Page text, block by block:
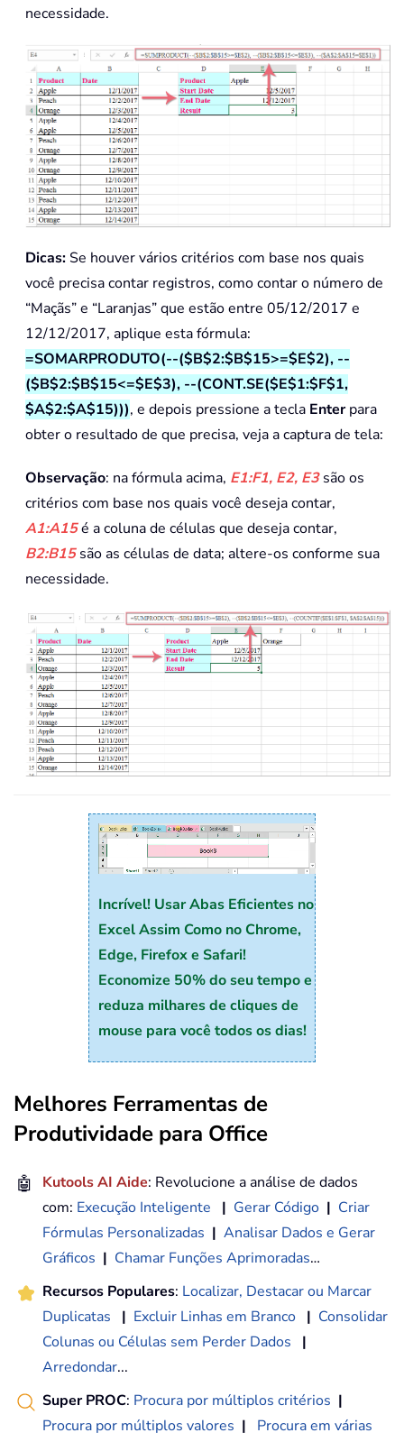
necessidade.
Dicas: Se houver vários critérios com base nos quais
você precisa contar registros, como contar o número de
“Maçãs” e “Laranjas” que estão entre 05/12/2017 e
12/12/2017, aplique esta fórmula:
=SOMARPRODUTO(--($B$2:$B$15>=$E$2), --
($B$2:$B$15<=$E$3), --(CONT.SE($E$1:$F$1,
$A$2:$A$15))), e depois pressione a tecla Enterpara
obter o resultado de que precisa, veja a captura de tela:
Observação: na fórmula acima, E1:F1, E2, E3 são os
critérios com base nos quais você deseja contar,
A1:A15é a coluna de células que deseja contar,
B2:B15são as células de data; altere-os conforme sua
necessidade.
Incrível! Usar Abas Eficientes no
Excel Assim Como no Chrome,
Edge, Firefox e Safari!
Economize 50% do seu tempo e
reduza milhares de cliques de
mouse para você todos os dias!
Melhores Ferramentas de
Produtividade para Office
🤖 Kutools AI Aide: Revolucione a análise de dados
com: Execução Inteligente | Gerar Código | Criar
Fórmulas Personalizadas | Analisar Dados e Gerar
Gráficos | Chamar Funções Aprimoradas…
Recursos Populares: Localizar, Destacar ou Marcar
Duplicatas
| Excluir Linhas em Branco | Consolidar
Colunas ou Células sem Perder Dados
|
Arredondar...
Super PROC: Procura por múltiplos critérios |
Procura por múltiplos valores |
Procura em várias